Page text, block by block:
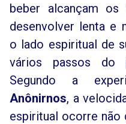
beber alcançam os
desenvolver lenta e
o lado espiritual de
vários passos do
Segundo a
Anônirnos, a
espiritual ocorre não